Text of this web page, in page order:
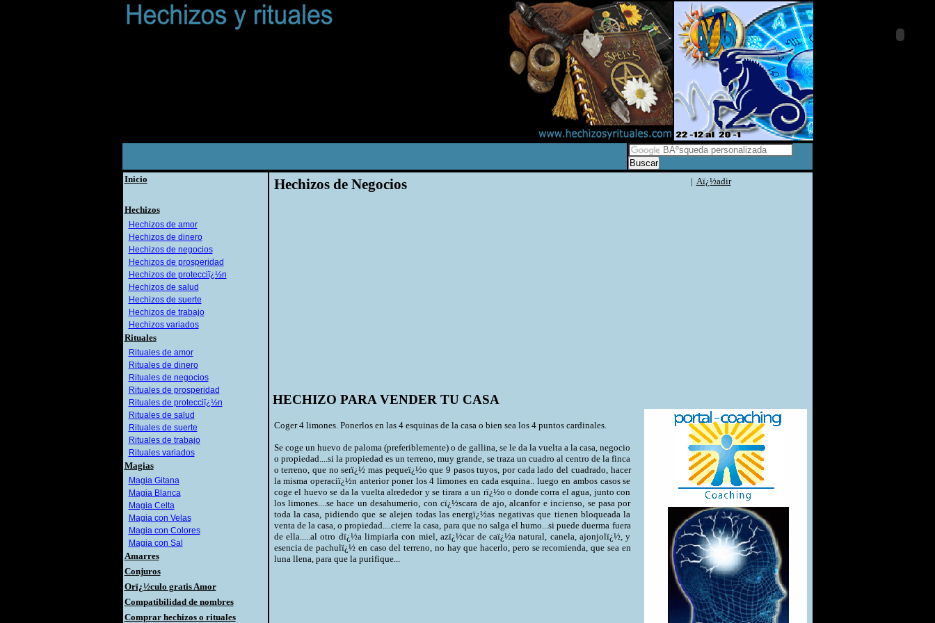
Inicio
Hechizos
Hechizos de amor
Hechizos de dinero
Hechizos de negocios
Hechizos de prosperidad
Hechizos de protecciï¿½n
Hechizos de salud
Hechizos de suerte
Hechizos de trabajo
Hechizos variados
Rituales
Rituales de amor
Rituales de dinero
Rituales de negocios
Rituales de prosperidad
Rituales de protecciï¿½n
Rituales de salud
Rituales de suerte
Rituales de trabajo
Rituales variados
Magias
Magia Gitana
Magia Blanca
Magia Celta
Magia con Velas
Magia con Colores
Magia con Sal
Amarres
Conjuros
Orï¿½culo gratis Amor
Compatibilidad de nombres
Comprar hechizos o rituales
Hechizos de Negocios Aï¿½adir
|
HECHIZO PARA VENDER TU CASA
Coger 4 limones. Ponerlos en las 4 esquinas de la casa o bien sea los 4 puntos cardinales.
Se coge un huevo de paloma (preferiblemente) o de gallina, se le da la vuelta a la casa, negocio
o propiedad....si la propiedad es un terreno, muy grande, se traza un cuadro al centro de la finca
o terreno, que no serï¿½ mas pequeï¿½o que 9 pasos tuyos, por cada lado del cuadrado, hacer
la misma operaciï¿½n anterior poner los 4 limones en cada esquina.. luego en ambos casos se
coge el huevo se da la vuelta alrededor y se tirara a un rï¿½o o donde corra el agua, junto con
los limones....se hace un desahumerio, con cï¿½scara de ajo, alcanfor e incienso, se pasa por
toda la casa, pidiendo que se alejen todas las energï¿½as negativas que tienen bloqueada la
venta de la casa, o propiedad....cierre la casa, para que no salga el humo...si puede duerma fuera
de ella.....al otro dï¿½a limpiarla con miel, azï¿½car de caï¿½a natural, canela, ajonjolï¿½, y
esencia de pachulï¿½ en caso del terreno, no hay que hacerlo, pero se recomienda, que sea en
luna llena, para que la purifique...